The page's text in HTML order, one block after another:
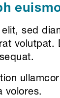
sed
volutpat.
volores.